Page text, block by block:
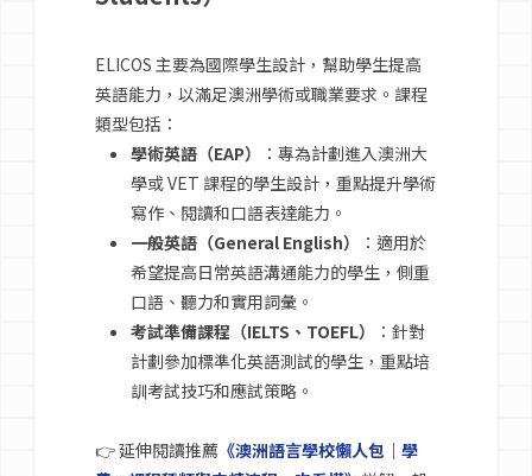
ELICOS 主要為國際學生設計，幫助學生提高
英語能力，以滿足澳洲學術或職業要求。課程
類型包括：
學術英語（EAP）
：專為計劃進入澳洲大
學或 VET 課程的學生設計，重點提升學術
寫作、閱讀和口語表達能力。
一般英語（General English）
：適用於
希望提高日常英語溝通能力的學生，側重
口語、聽力和實用詞彙。
考試準備課程（IELTS、TOEFL）
：針對
計劃參加標準化英語測試的學生，重點培
訓考試技巧和應試策略。
👉 延伸閱讀推薦 《澳洲語言學校懶人包｜學